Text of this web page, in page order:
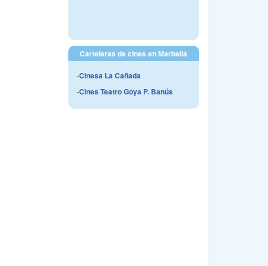
Carteleras de cines en Marbella
-Cinesa La Cañada
-Cines Teatro Goya P. Banús